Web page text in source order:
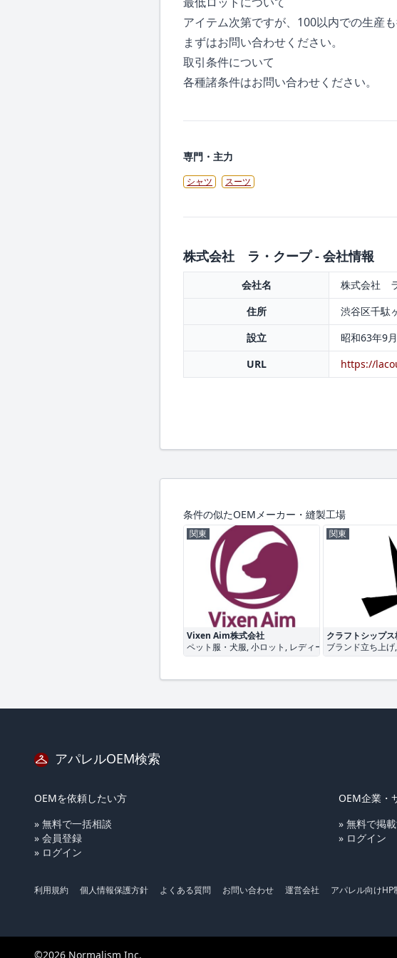
アイテム次第ですが、100以内での生産も
まずはお問い合わせください。
取引条件について
各種諸条件はお問い合わせください。
専門・主力
シャツ スーツ
株式会社 ラ・クープ - 会社情報
会社名
株式会社
住所
渋谷区千駄
設立
昭和63年9
URL
https://
条件の似たOEMメーカー・縫製工場
関東
Vixen Aim株式会社
ペット服・犬服, 小ロット, レディース服
関東
クラフトシップ
ブランド立ち上げ
アパレルOEM検索
OEMを依頼したい方
» 無料で一括相談
» 会員登録
» ログイン
OEM企業・
» 無料で掲
» ログイン
利用規約 個人情報保護方針 よくある質問 お問い合わせ 運営会社 アパレル向けHP
©2026 Normalism Inc.